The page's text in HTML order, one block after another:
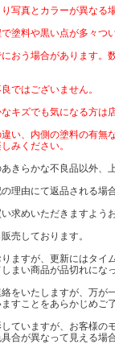
写真とカラーが異なる
塗料や黒い点が多々つ
おう場合があります。
ではございません。
キズでも気になる方は
い、内側の塗料の有無
みください。
きらかな不良品以外、
理由にて返品される場
求めいただきますよう
売しております。
ますが、更新にはタイ
まい商品が品切れにな
をいたしますが、万が
すことをあらかじめご
ていますが、お客様の
合が異なって見える場